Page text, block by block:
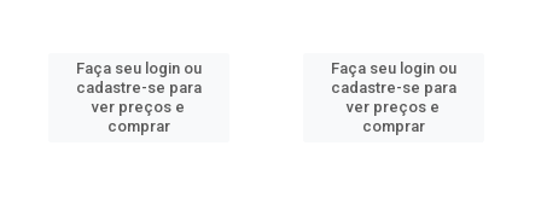
Faça seu login ou
cadastre-se para
ver preços e
comprar
Faça seu login ou
cadastre-se para
ver preços e
comprar